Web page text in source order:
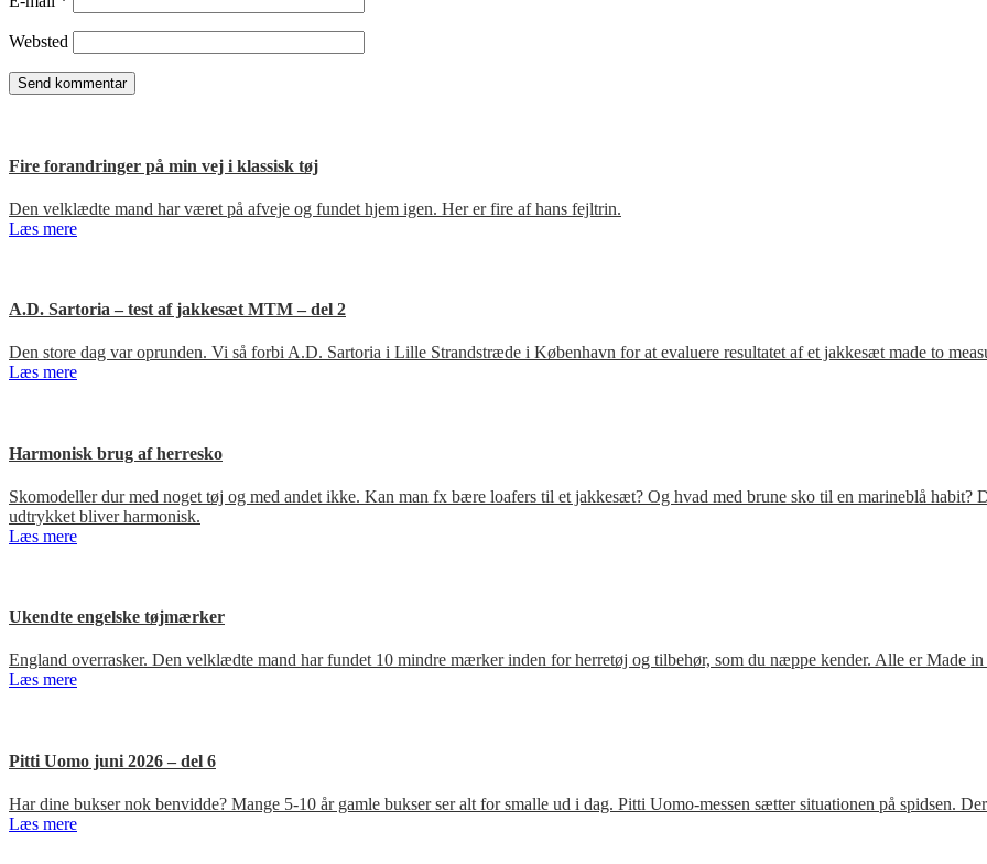
Websted
Fire forandringer på min vej i klassisk tøj
Den velklædte mand har været på afveje og fundet hjem igen. Her er fire af hans fejltrin.
Læs mere
A.D. Sartoria – test af jakkesæt MTM – del 2
Den store dag var oprunden. Vi så forbi A.D. Sartoria i Lille Strandstræde i København for at evaluere resultatet af et jakkesæt made to
Læs mere
Harmonisk brug af herresko
Skomodeller dur med noget tøj og med andet ikke. Kan man fx bære loafers til et jakkesæt? Og hvad med brune sko til en marineblå
udtrykket bliver harmonisk.
Læs mere
Ukendte engelske tøjmærker
England overrasker. Den velklædte mand har fundet 10 mindre mærker inden for herretøj og tilbehør, som du næppe kender. Alle er Made
Læs mere
Pitti Uomo juni 2026 – del 6
Har dine bukser nok benvidde? Mange 5-10 år gamle bukser ser alt for smalle ud i dag. Pitti Uomo-messen sætter situationen på spidsen.
Læs mere